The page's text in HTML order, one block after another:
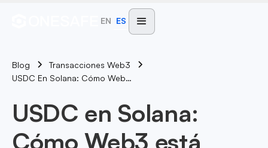
EN ES
Blog
Transacciones Web3
USDC En Solana: Cómo Web3 Está Cambiando El Intercambio De Divisas
USDC en Solana:
Cómo Web3 está